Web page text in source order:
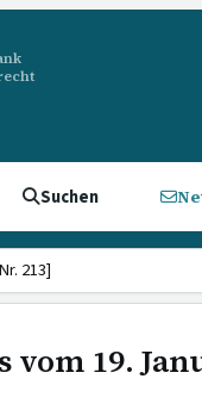
Suchen
213]
vom 19.